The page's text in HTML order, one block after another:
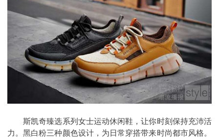
斯凯奇臻选系列女士运动休闲鞋，让你时刻保持充沛活
力。黑白粉三种颜色设计，为日常穿搭带来时尚都市风格。